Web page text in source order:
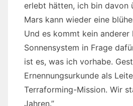
erlebt hätten, ich bin davon
Mars kann wieder eine
Und es kommt kein anderer
Sonnensystem in Frage
ist es, was ich vorhabe.
Ernennungsurkunde als
Terraforming-Mission. Wir
Jahren.”